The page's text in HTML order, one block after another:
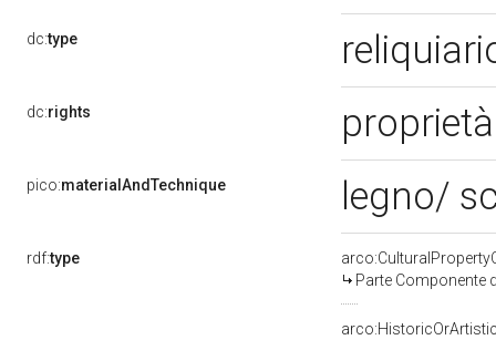
dc:type
dc:rights
pico:materialAndTechnique legno/
rdf:type
Parte Componente